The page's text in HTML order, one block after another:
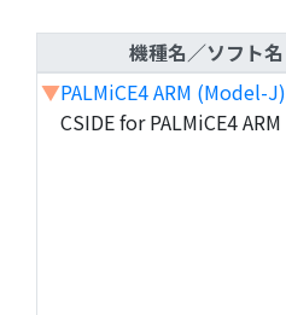
機種名／ソフト名
▼PALMiCE4 ARM (Model-J)
CSIDE for PALMiCE4 ARM